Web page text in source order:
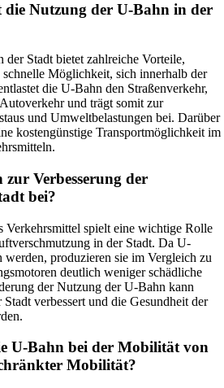
die Nutzung der U-Bahn in der
Stadt bietet zahlreiche Vorteile,
Möglichkeit, sich innerhalb der
die U-Bahn den Straßenverkehr,
und trägt somit zur
und Umweltbelastungen bei. Darüber
kostengünstige Transportmöglichkeit im
Verbesserung der
bei?
spielt eine wichtige Rolle
in der Stadt. Da U-
werden, produzieren sie im Vergleich zu
deutlich weniger schädliche
der Nutzung der U-Bahn kann
verbessert und die Gesundheit der
U-Bahn bei der Mobilität von
Mobilität?